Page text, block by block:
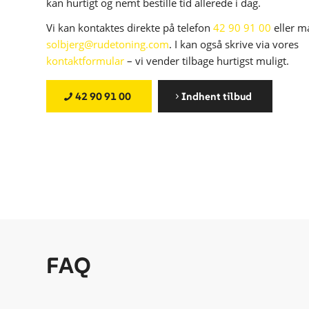
Vi kan kontaktes direkte på telefon42 90 91 00 eller
solbjerg@rudetoning.com. I kan også skrive via vores
kontaktformular – vi vender tilbage hurtigst muligt.
42 90 91 00 Indhent tilbud
FAQ